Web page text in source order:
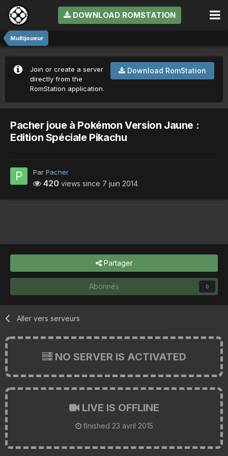
DOWNLOAD ROMSTATION
Multijoueur
Download RomStation
Join or create a server
directly from the
RomStation application.
Pacher joue à Pokémon Version Jaune :
Edition Spéciale Pikachu
Par Pacher
420 views since 7 juin 2014
Partager
Abonnés 0
Aller vers serveurs
NO SERVER IS ACTIVATED
LIVE IS OFFLINE
finished 23 avril 2015